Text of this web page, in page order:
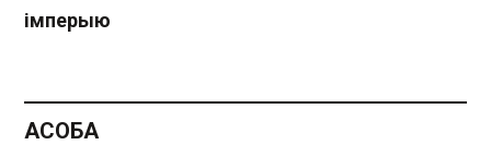
імперыю
АСОБА